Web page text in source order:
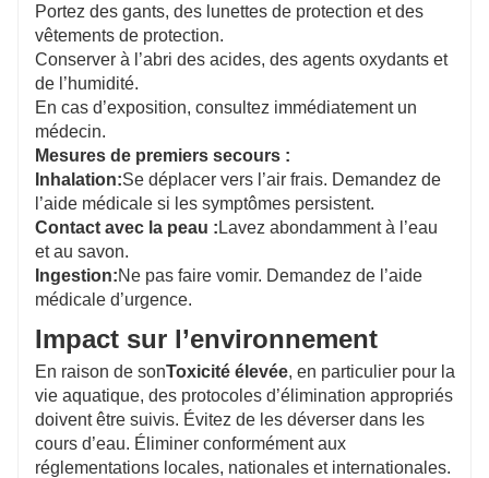
Portez des gants, des lunettes de protection et des
vêtements de protection.
Conserver à l’abri des acides, des agents oxydants et
de l’humidité.
En cas d’exposition, consultez immédiatement un
médecin.
Mesures de premiers secours :
Inhalation:Se déplacer vers l’air frais. Demandez de
l’aide médicale si les symptômes persistent.
Contact avec la peau : Lavez abondamment à l’eau
et au savon.
Ingestion:Ne pas faire vomir. Demandez de l’aide
médicale d’urgence.
Impact sur l’environnement
En raison de sonToxicité élevée, en particulier pour la
vie aquatique, des protocoles d’élimination appropriés
doivent être suivis. Évitez de les déverser dans les
cours d’eau. Éliminer conformément aux
réglementations locales, nationales et internationales.